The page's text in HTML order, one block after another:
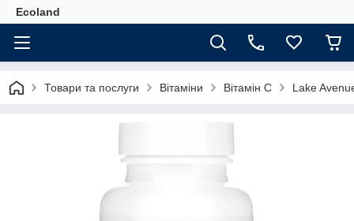
Ecoland
Товари та послуги Вітаміни Вітамін С Lake